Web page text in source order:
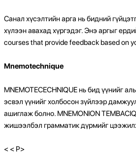
Санал хүсэлтийн арга нь бидний
хүлээн авахад хүргэдэг. Энэ аргыг
courses that provide feedback based on
Mnemotechnique
MNEMOTECECHNIQUE нь бид үүнийг
эсвэл үүнийг холбосон зүйлээр
ашиглаж болно. MNEMONION
жишээлбэл грамматик дүрмийг
< < P>